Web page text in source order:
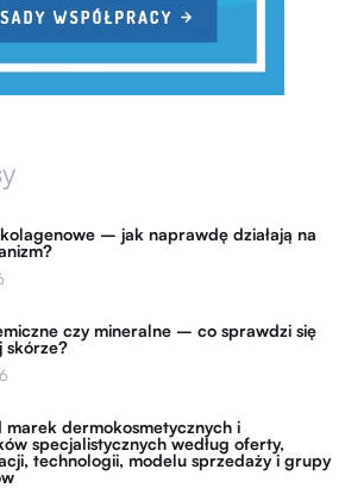
– jak naprawdę działają na
czy mineralne – co sprawdzi się
skórze?
marek dermokosmetycznych i
specjalistycznych według oferty,
technologii, modelu sprzedaży i grupy